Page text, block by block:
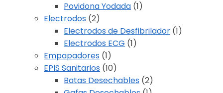
Povidona Yodada (1)
Electrodos (2)
Electrodos de Desfibrilador (1)
Electrodos ECG (1)
Empapadores (1)
EPIS Sanitarios (10)
Batas Desechables (2)